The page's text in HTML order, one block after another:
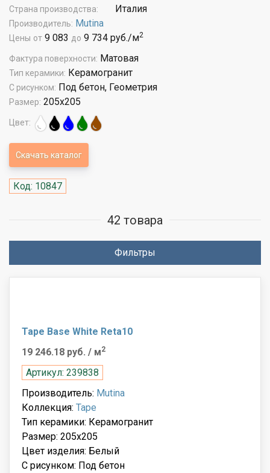
Страна производства: Италия
Производитель: Mutina
Цены от 9 083 до 9 734 руб./м2
Фактура поверхности: Матовая
Тип керамики: Керамогранит
С рисунком: Под бетон, Геометрия
Размер: 205x205
Цвет:
Скачать каталог
Код: 10847
42 товара
Фильтры
Tape Base White Reta10
19 246.18 руб. / м2
Артикул: 239838
Производитель: Mutina
Коллекция: Tape
Тип керамики: Керамогранит
Размер: 205x205
Цвет изделия: Белый
С рисунком: Под бетон